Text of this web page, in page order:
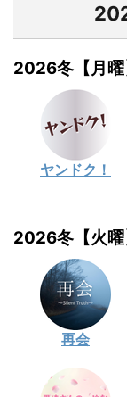
2026冬【月
ヤンドク！
2026冬【火
再会